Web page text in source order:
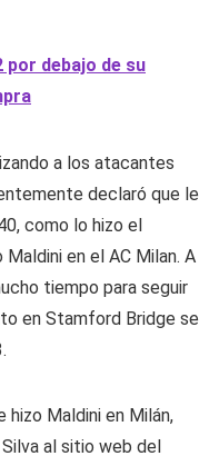
debajo de su
a los atacantes
declaró que le
como lo hizo el
en el AC Milan. A
tiempo para seguir
en Stamford Bridge se
hizo Maldini en Milán,
al sitio web del